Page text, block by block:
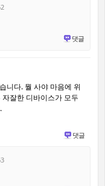
댓글
니다. 뭘 사야 마음에 위
잘한 디바이스가 모두
댓글